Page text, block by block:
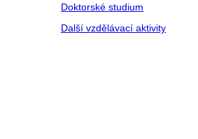
Doktorské studium
Další vzdělávací aktivity